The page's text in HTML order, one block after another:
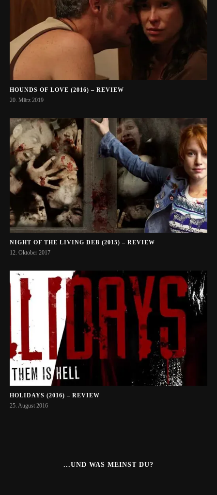
HOUNDS OF LOVE (2016) – REVIEW
20. März 2019
NIGHT OF THE LIVING DEB (2015) – REVIEW
12. Oktober 2017
HOLIDAYS (2016) – REVIEW
25. August 2016
...UND WAS MEINST DU?